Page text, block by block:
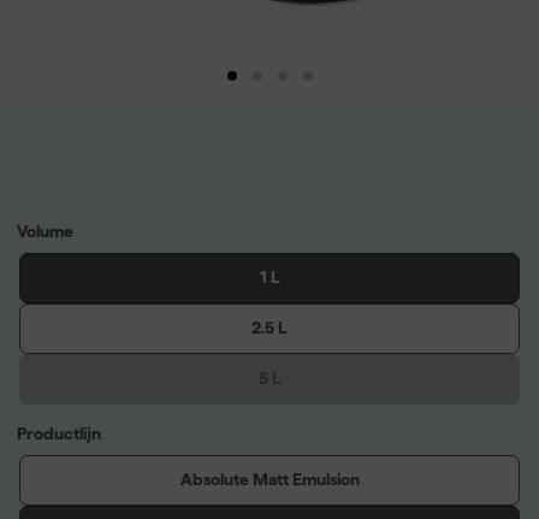
Volume
1 L
2.5 L
Productlijn
Absolute Matt Emulsion